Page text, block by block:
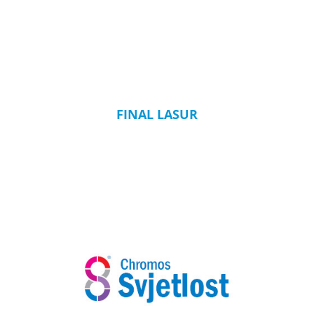
FINAL LASUR